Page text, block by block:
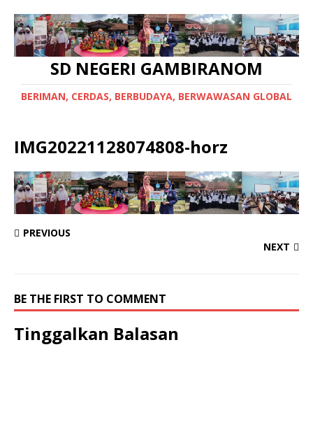
SD NEGERI GAMBIRANOM
BERIMAN, CERDAS, BERBUDAYA, BERWAWASAN GLOBAL
IMG20221128074808-horz
PREVIOUS
NEXT
BE THE FIRST TO COMMENT
Tinggalkan Balasan